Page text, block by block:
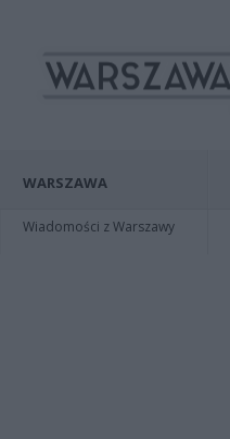
WARSZAWA
Wiadomości z Warszawy